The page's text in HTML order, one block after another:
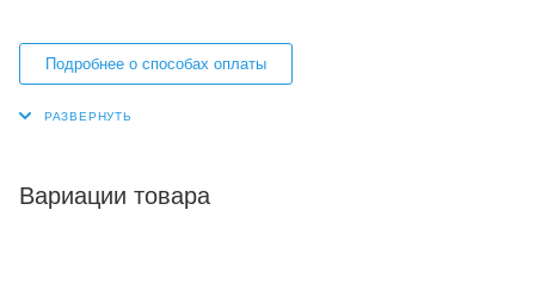
Подробнее о способах оплаты
Вариации товара